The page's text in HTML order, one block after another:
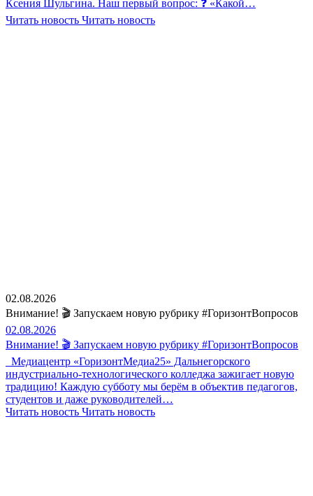
Ксения Шульгина. Наш первый вопрос: ❓ «Какой…
Читать новость Читать новость
02.08.2026
Внимание! 🎬 Запускаем новую рубрику #ГоризонтВопросов
02.08.2026
Внимание! 🎬 Запускаем новую рубрику #ГоризонтВопросов
Медиацентр «ГоризонтМедиа25» Дальнегорского
индустриально-технологического колледжа зажигает новую
традицию! Каждую субботу мы берём в объектив педагогов,
студентов и даже руководителей…
Читать новость Читать новость